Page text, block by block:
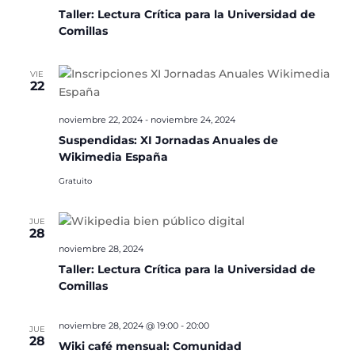
Taller: Lectura Crítica para la Universidad de
Comillas
VIE
22
Suspendidas: XI Jornadas Anuales de
Wikimedia España
noviembre 22, 2024- noviembre 24, 2024
Gratuito
JUE
28
Taller: Lectura Crítica para la Universidad de
Comillas
noviembre 28, 2024
JUE
28 Wiki café mensual: Comunidad
noviembre 28, 2024 @ 19:00- 20:00